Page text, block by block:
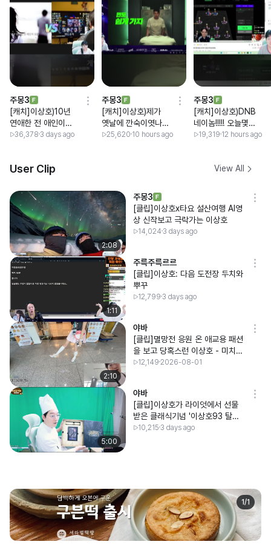
주몽3
[캐치]이상호)10년
연애한 전 애인이있
음 vs 게임중독 // 애
ㅋㅋㅋㅋㅋㅋㅋㅋㅋ
36,378 3 days ago
주몽3
[캐치]이상호)제가
옛날에 깐숙이엿나?
B선마탈론1:9로털린
린젼줄알앗어.
25,620 10 hours ago
주몽3
[캐치]이상호)DNB
네이놈!!!!! 오늘몇시
까지방송하느냐? //
호)ㅋㅋㅋㅋㅋㅋㅋㅋ
19,319 12 hours ago
User Clip View All
2:08
주몽3
[클립]이상호x타요 설산여행 AI영
상 신작보고 극락가는 이상호
14,024 3 days ago
1:11
주륵주륵르르
[클립]이상호: 다음 도전장 두치와
뿌꾸
12,799 3 days ago
2:10
야바
[클립]멸망전 응원 온 애교용 패션
을 보고 당혹스런 이상호 - 미치겠
다, 32살 맞아? ㅋㅋㅋ
12,149 2026-08-01
5:00
야바
[클립]이상호가 라이엇에서 선물
받은 클래식기념 '이상호93 탈론'
패키지
10,215 3 days ago
1/1